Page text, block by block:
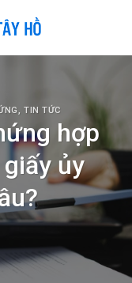
,TIN TỨC
hợp
ủy